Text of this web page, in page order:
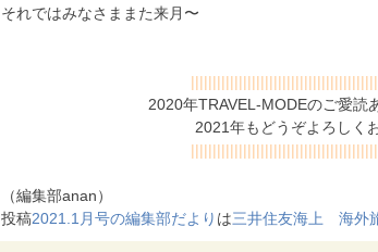
それではみなさままた来月〜
2020年TRAVEL-MODEのご愛読
2021年もどうぞよろしく
（編集部anan）
投稿2021.1月号の編集部だより は三井住友海上 海外